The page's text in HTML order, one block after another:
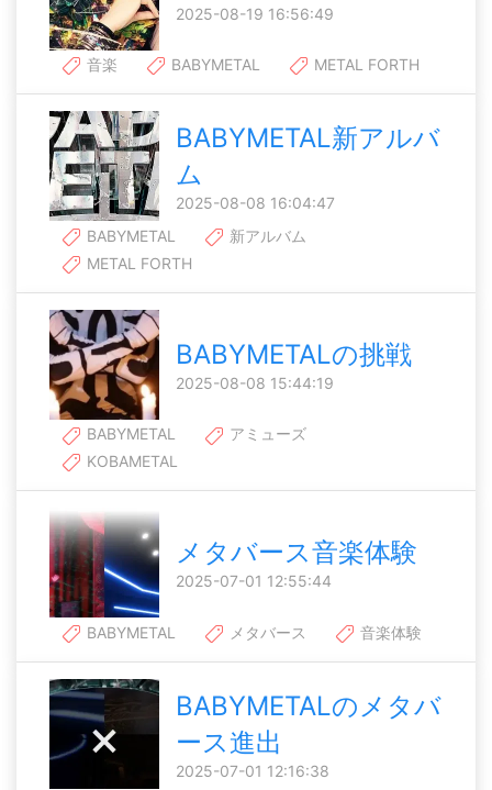
2025-08-19 16:56:49
音楽 BABYMETAL METAL FORTH
BABYMETAL新アルバ
ム
2025-08-08 16:04:47
BABYMETAL
新アルバム
METAL FORTH
BABYMETALの挑戦
2025-08-08 15:44:19
BABYMETAL
アミューズ
KOBAMETAL
メタバース音楽体験
2025-07-01 12:55:44
BABYMETAL メタバース 音楽体験
BABYMETALのメタバ
ース進出
2025-07-01 12:16:38